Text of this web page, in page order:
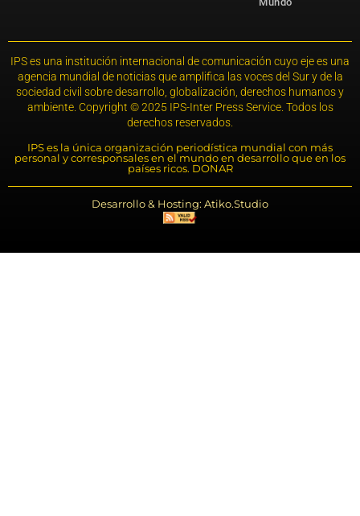
IPS es una institución internacional de comunicación cuyo eje es una
agencia mundial de noticias que amplifica las voces del Sur y de la
sociedad civil sobre desarrollo, globalización, derechos humanos y
ambiente. Copyright © 2025 IPS-Inter Press Service. Todos los
derechos reservados.
IPS es la única organización periodística mundial con más
personal y corresponsales en el mundo en desarrollo que en los
países ricos. DONAR
Desarrollo & Hosting: Atiko.Studio